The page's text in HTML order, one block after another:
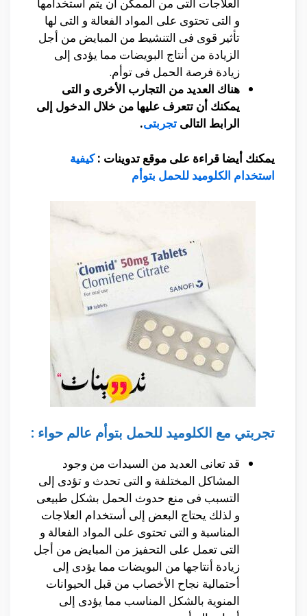
و التى تحتوى على المواد الفعالة و التى لها
تأثير قوى فى التنشيط من المبايض من أجل
الزيادة من أنتاج البويضات مما يؤدى إلى
زيادة فرصة الحمل فى توأم.
هناك العديد من التجارب الأخرى و التى
يمكنك أن تتعرف عليها من خلال الدخول إلى
الرابط التالى تجربتى.
يمكنك أيضا قراءة على موقع تدوينات :كيفية
استخدام الكلوميد للحمل بتوأم
تجربتي مع الكلوميد للحمل بتوأم عالم حواء :
قد تعانى العديد من السيدات من وجود
المشاكل المختلفة و التى تحدث و تؤدى إلى
التسبب فى منع حدوث الحمل بشكل طبيعى
و لذلك يحتاج البعض إلى أستخدام العلاجات
المناسبة و التى تحتوى على المواد الفعالة و
التى تعمل على التحفيز من المبايض من أجل
زيادة أنتاجها من البويضات مما يؤدى إلى
أحتمالية نجاح الأخصاب من قبل الحيوانات
المنوية بالشكل المناسب مما يؤدى إلى